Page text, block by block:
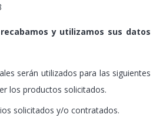
y utilizamos sus datos
serán utilizados para las siguientes
los productos solicitados.
solicitados y/o contratados.